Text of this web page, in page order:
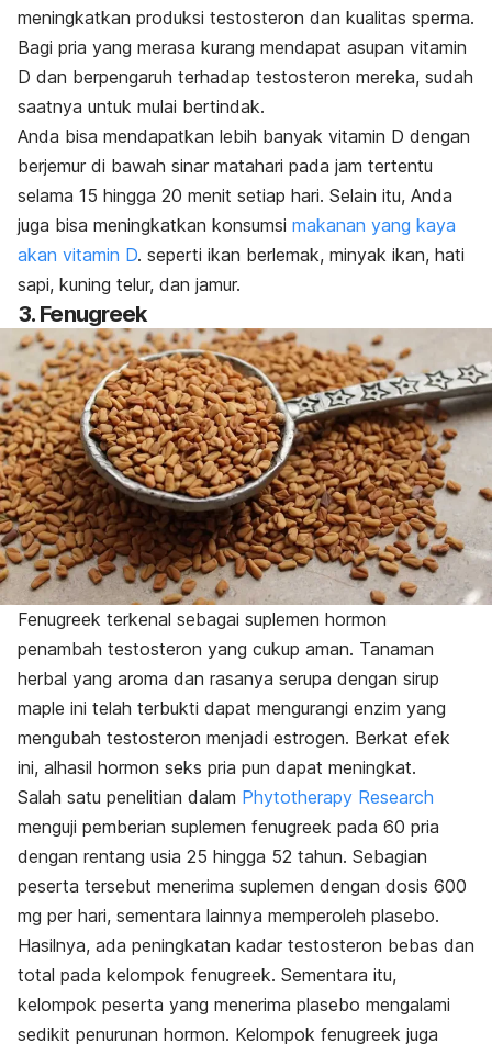
meningkatkan produksi testosteron dan kualitas sperma.
Bagi pria yang merasa kurang mendapat asupan vitamin
D dan berpengaruh terhadap testosteron mereka, sudah
saatnya untuk mulai bertindak.
Anda bisa mendapatkan lebih banyak vitamin D dengan
berjemur di bawah sinar matahari pada jam tertentu
selama 15 hingga 20 menit setiap hari. Selain itu, Anda
juga bisa meningkatkan konsumsi makanan yang kaya
akan vitamin D. seperti ikan berlemak, minyak ikan, hati
sapi, kuning telur, dan jamur.
3. Fenugreek
Fenugreek terkenal sebagai suplemen hormon
penambah testosteron yang cukup aman. Tanaman
herbal yang aroma dan rasanya serupa dengan sirup
maple ini telah terbukti dapat mengurangi enzim yang
mengubah testosteron menjadi estrogen. Berkat efek
ini, alhasil hormon seks pria pun dapat meningkat.
Salah satu penelitian dalam Phytotherapy Research
menguji pemberian suplemen fenugreek pada 60 pria
dengan rentang usia 25 hingga 52 tahun. Sebagian
peserta tersebut menerima suplemen dengan dosis 600
mg per hari, sementara lainnya memperoleh plasebo.
Hasilnya, ada peningkatan kadar testosteron bebas dan
total pada kelompok fenugreek. Sementara itu,
kelompok peserta yang menerima plasebo mengalami
sedikit penurunan hormon. Kelompok fenugreek juga